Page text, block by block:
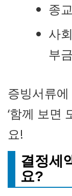
종
사
부금
증빙서류
‘함께 보면
요!
결정세
요?